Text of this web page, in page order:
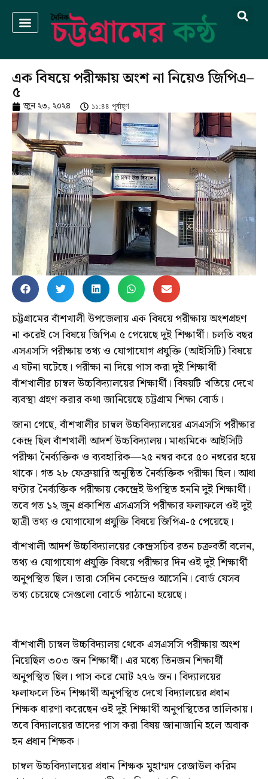
এক বিষয়ে পরীক্ষায় অংশ না নিয়েও জিপিএ–
৫
জুন ২৩, ২০২৪ ১১:৪৪ পূর্বাহ্ণ
চট্টগ্রামের বাঁশখালী উপজেলায় এক বিষয়ে পরীক্ষায় অংশগ্রহণ
না করেই সে বিষয়ে জিপিএ ৫ পেয়েছে দুই শিক্ষার্থী। চলতি বছর
এসএসসি পরীক্ষায় তথ্য ও যোগাযোগ প্রযুক্তি (আইসিটি) বিষয়ে
এ ঘটনা ঘটেছে। পরীক্ষা না দিয়ে পাস করা দুই শিক্ষার্থী
বাঁশখালীর চাম্বল উচ্চবিদ্যালয়ের শিক্ষার্থী। বিষয়টি খতিয়ে দেখে
ব্যবস্থা গ্রহণ করার কথা জানিয়েছে চট্টগ্রাম শিক্ষা বোর্ড।
জানা গেছে, বাঁশখালীর চাম্বল উচ্চবিদ্যালয়ের এসএসসি পরীক্ষার
কেন্দ্র ছিল বাঁশখালী আদর্শ উচ্চবিদ্যালয়। মাধ্যমিকে আইসিটি
পরীক্ষা নৈর্ব্যক্তিক ও ব্যবহারিক—২৫ নম্বর করে ৫০ নম্বরের হয়ে
থাকে। গত ২৮ ফেব্রুয়ারি অনুষ্ঠিত নৈর্ব্যক্তিক পরীক্ষা ছিল। আধা
ঘণ্টার নৈর্ব্যক্তিক পরীক্ষায় কেন্দ্রেই উপস্থিত হননি দুই শিক্ষার্থী।
তবে গত ১২ জুন প্রকাশিত এসএসসি পরীক্ষার ফলাফলে ওই দুই
ছাত্রী তথ্য ও যোগাযোগ প্রযুক্তি বিষয়ে জিপিএ-৫ পেয়েছে।
বাঁশখালী আদর্শ উচ্চবিদ্যালয়ের কেন্দ্রসচিব রতন চক্রবর্তী বলেন,
তথ্য ও যোগাযোগ প্রযুক্তি বিষয়ে পরীক্ষার দিন ওই দুই শিক্ষার্থী
অনুপস্থিত ছিল। তারা সেদিন কেন্দ্রেও আসেনি। বোর্ড যেসব
তথ্য চেয়েছে সেগুলো বোর্ডে পাঠানো হয়েছে।
বাঁশখালী চাম্বল উচ্চবিদ্যালয় থেকে এসএসসি পরীক্ষায় অংশ
নিয়েছিল ৩০৩ জন শিক্ষার্থী। এর মধ্যে তিনজন শিক্ষার্থী
অনুপস্থিত ছিল। পাস করে মোট ২৭৬ জন। বিদ্যালয়ের
ফলাফলে তিন শিক্ষার্থী অনুপস্থিত দেখে বিদ্যালয়ের প্রধান
শিক্ষক ধারণা করেছেন ওই দুই শিক্ষার্থী অনুপস্থিতের তালিকায়।
তবে বিদ্যালয়ের তাদের পাস করা বিষয় জানাজানি হলে অবাক
হন প্রধান শিক্ষক।
চাম্বল উচ্চবিদ্যালয়ের প্রধান শিক্ষক মুহাম্মদ রেজাউল করিম